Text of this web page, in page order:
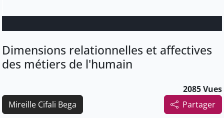
Dimensions relationnelles et affectives
des métiers de l'humain
2085 Vues
Partager
Mireille Cifali Bega